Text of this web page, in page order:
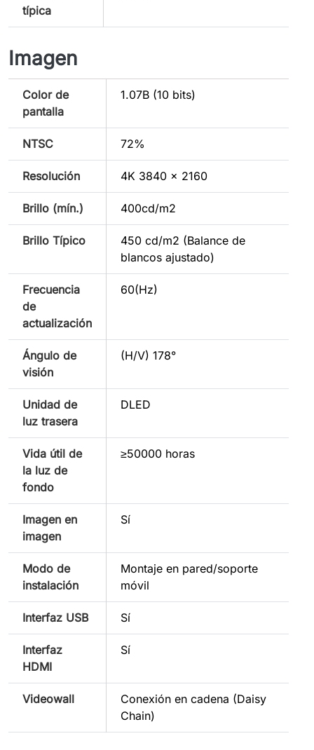
típica
Imagen
Color de
pantalla
1.07B (10 bits)
NTSC 72%
Resolución 4K 3840 x 2160
Brillo (mín.) 400cd/m2
Brillo Típico
450 cd/m2 (Balance de
blancos ajustado)
Frecuencia
de
actualización
60(Hz)
Ángulo de
visión
(H/V) 178°
Unidad de
luz trasera
DLED
Vida útil de
la luz de
fondo
≥50000 horas
Imagen en
imagen
Sí
Modo de
instalación
Montaje en pared/soporte
móvil
Interfaz USB Sí
Interfaz
HDMI
Sí
Videowall
Conexión en cadena (Daisy
Chain)